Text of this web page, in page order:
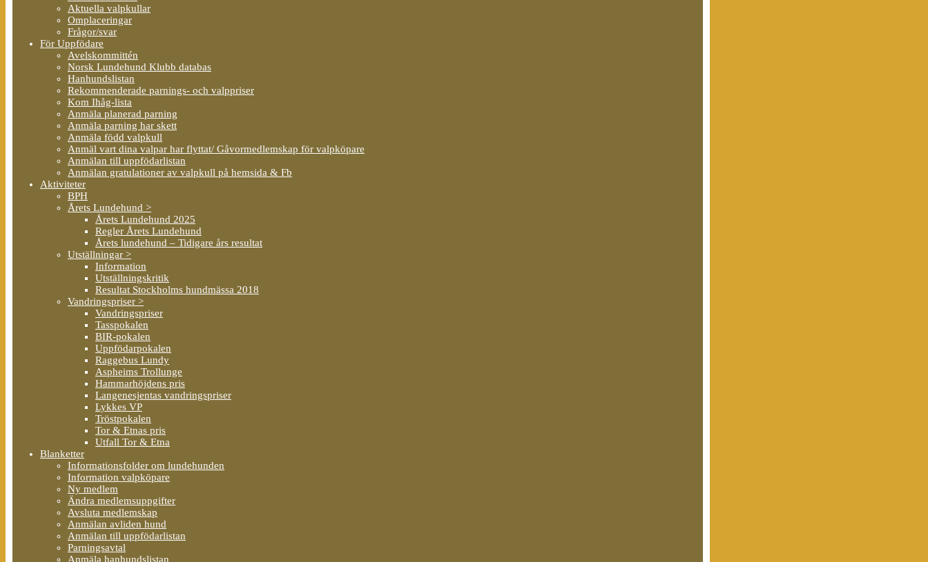
Aktuella valpkullar
Omplaceringar
Frågor/svar
För Uppfödare
Avelskommittén
Norsk Lundehund Klubb databas
Hanhundslistan
Rekommenderade parnings- och valppriser
Kom Ihåg-lista
Anmäla planerad parning
Anmäla parning har skett
Anmäla född valpkull
Anmäl vart dina valpar har flyttat/ Gåvormedlemskap för valpköpare
Anmälan till uppfödarlistan
Anmälan gratulationer av valpkull på hemsida & Fb
Aktiviteter
BPH
Årets Lundehund >
Årets Lundehund 2025
Regler Årets Lundehund
Årets lundehund – Tidigare års resultat
Utställningar >
Information
Utställningskritik
Resultat Stockholms hundmässa 2018
Vandringspriser >
Vandringspriser
Tasspokalen
BIR-pokalen
Uppfödarpokalen
Raggebus Lundy
Aspheims Trollunge
Hammarhöjdens pris
Langenesjentas vandringspriser
Lykkes VP
Tröstpokalen
Tor & Etnas pris
Utfall Tor & Etna
Blanketter
Informationsfolder om lundehunden
Information valpköpare
Ny medlem
Ändra medlemsuppgifter
Avsluta medlemskap
Anmälan avliden hund
Anmälan till uppfödarlistan
Parningsavtal
Anmäla hanhundslistan